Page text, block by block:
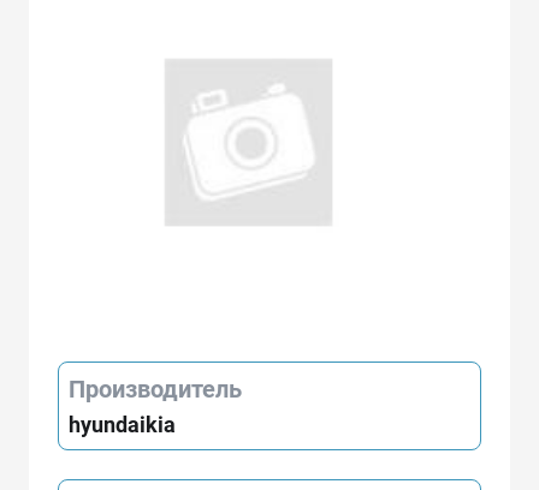
Производитель
hyundaikia